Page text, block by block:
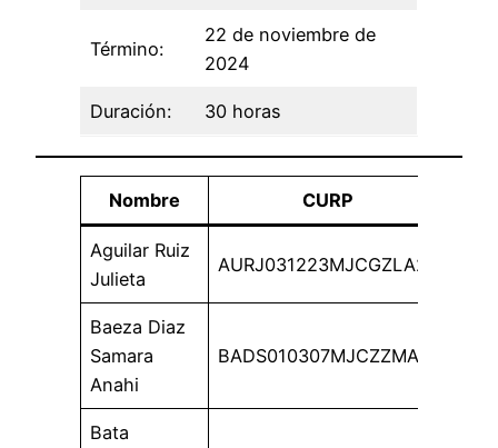
Término:
22 de noviembre de
2024
Duración: 30 horas
Nombre CURP
Aguilar Ruiz
Julieta
AURJ031223MJCGZLA2
Baeza Diaz
Samara
Anahi
BADS010307MJCZZMA9
Bata